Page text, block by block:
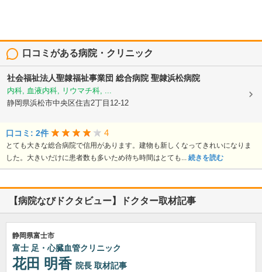
口コミがある病院・クリニック
社会福祉法人聖隷福祉事業団 総合病院 聖隷浜松病院
内科, 血液内科, リウマチ科, ...
静岡県浜松市中央区住吉2丁目12-12
口コミ: 2件 4
とても大きな総合病院で信用があります。建物も新しくなってきれいになりま
した。大きいだけに患者数も多いため待ち時間はとても... 続きを読む
【病院なびドクタビュー】ドクター取材記事
静岡県富士市
富士 足・心臓血管クリニック
花田 明香 院長 取材記事